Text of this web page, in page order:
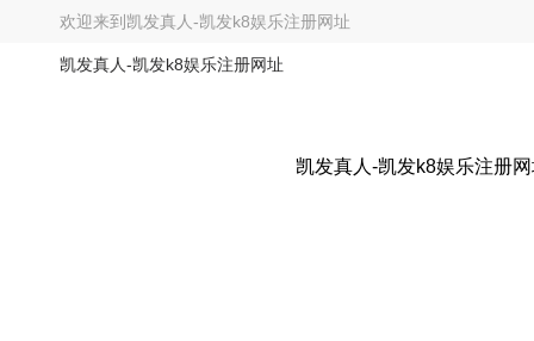
欢迎来到 凯发真人-凯发k8娱乐注册网址
凯发真人-凯发k8娱乐注册网址
凯发真人-凯发k8娱乐注册